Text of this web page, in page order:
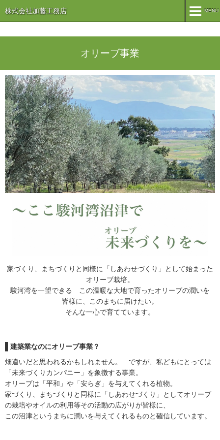
株式会社加藤工務店 MENU
コンセプト 会社概要
組織
事業案内
まちづくり 注文住宅
商業・事業施設 医療・福祉施設・幼稚園
施工実績
公共施設 PFI事業
商業・事業施設
代表メッセージ 先輩たちの声
BLOG
不動産情報
オリーブ事業
家づくり、まちづくりと同様に「しあわせづくり」として始まった
オリーブ栽培。
駿河湾を一望できる この温暖な大地で育ったオリーブの潤いを
皆様に、このまちに届けたい。
そんな一心で育てています。
建築業なのにオリーブ事業？
畑違いだと思われるかもしれません。 ですが、私どもにとっては
「未来づくりカンパニー」を象徴する事業。
オリーブは「平和」や「安らぎ」を与えてくれる植物。
家づくり、まちづくりと同様に「しあわせづくり」としてオリーブ
の栽培やオイルの利用等その活動の広がりが皆様に、
この沼津というまちに潤いを与えてくれるものと確信しています。